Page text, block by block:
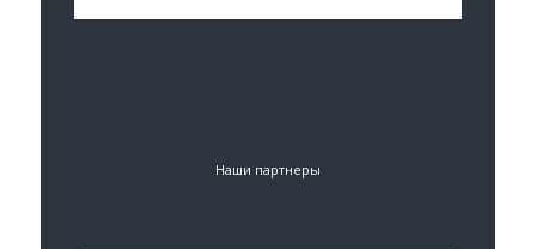
Наши партнеры